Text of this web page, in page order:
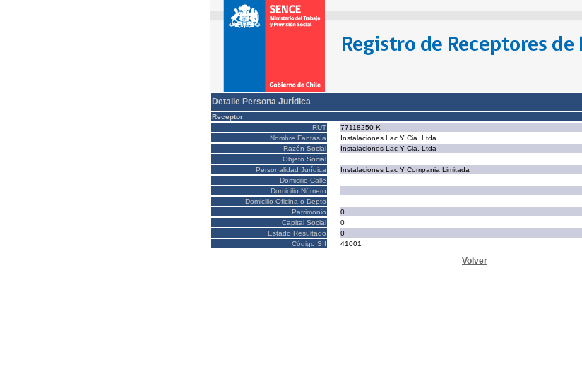
Detalle Persona Jurídica
Receptor
RUT
77118250-K
Nombre Fantasía
Instalaciones Lac Y Cia. Ltda
Razón Social
Instalaciones Lac Y Cia. Ltda
Objeto Social
Personalidad Jurídica
Instalaciones Lac Y Compania Limitada
Domicilio Calle
Domicilio Número
Domicilio Oficina o Depto
Patrimonio
0
Capital Social
0
Estado Resultado
0
Código SII
41001
Volver